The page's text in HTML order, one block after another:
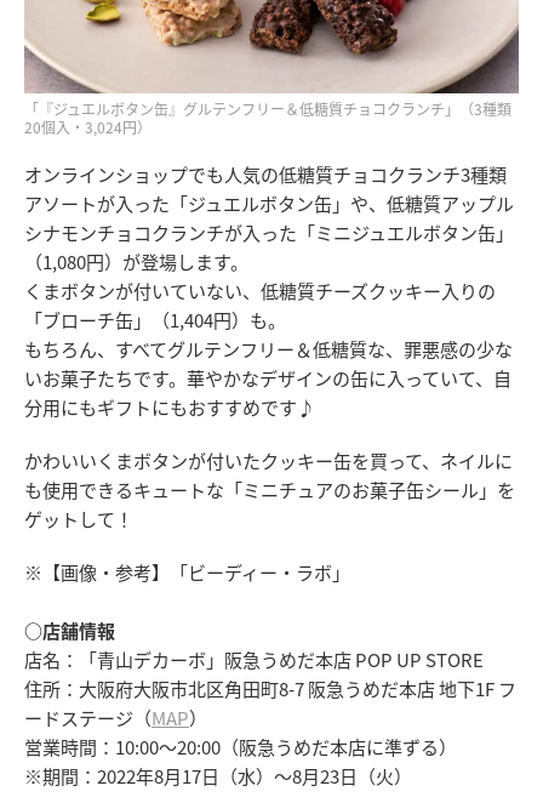
「『ジュエルボタン缶』グルテンフリー＆低糖質チョコクランチ」（3種類
20個入・3,024円）
オンラインショップでも人気の低糖質チョコクランチ3種類
アソートが入った「ジュエルボタン缶」や、低糖質アップル
シナモンチョコクランチが入った「ミニジュエルボタン缶」
（1,080円）が登場します。
くまボタンが付いていない、低糖質チーズクッキー入りの
「ブローチ缶」（1,404円）も。
もちろん、すべてグルテンフリー＆低糖質な、罪悪感の少な
いお菓子たちです。華やかなデザインの缶に入っていて、自
分用にもギフトにもおすすめです♪
かわいいくまボタンが付いたクッキー缶を買って、ネイルに
も使用できるキュートな「ミニチュアのお菓子缶シール」を
ゲットして！
※【画像・参考】「ビーディー・ラボ」
○店舗情報
店名：「青山デカーボ」阪急うめだ本店 POP UP STORE
住所：大阪府大阪市北区角田町8-7 阪急うめだ本店 地下1F フ
ードステージ（MAP）
営業時間：10:00～20:00（阪急うめだ本店に準ずる）
※期間：2022年8月17日（水）～8月23日（火）